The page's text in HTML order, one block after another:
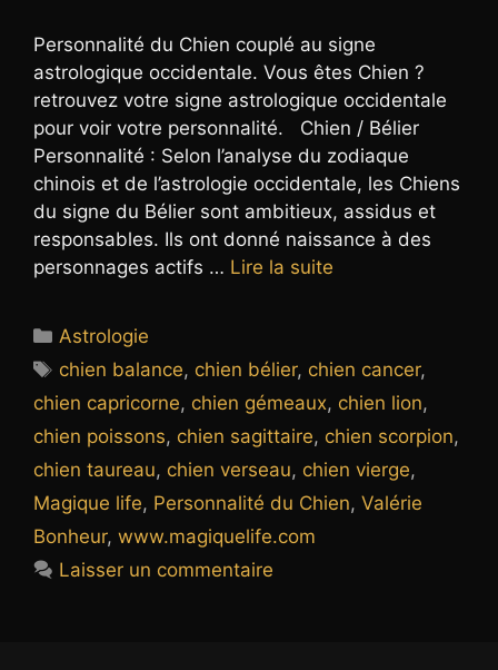
Personnalité du Chien couplé au signe
astrologique occidentale. Vous êtes Chien ?
retrouvez votre signe astrologique occidentale
pour voir votre personnalité. Chien / Bélier
Personnalité : Selon l’analyse du zodiaque
chinois et de l’astrologie occidentale, les Chiens
du signe du Bélier sont ambitieux, assidus et
responsables. Ils ont donné naissance à des
personnages actifs … Lire la suite
Catégories
Astrologie
Étiquettes
chien balance, chien bélier, chien cancer,
chien capricorne, chien gémeaux, chien lion,
chien poissons, chien sagittaire, chien scorpion,
chien taureau, chien verseau, chien vierge,
Magique life, Personnalité du Chien, Valérie
Bonheur, www.magiquelife.com
Laisser un commentaire